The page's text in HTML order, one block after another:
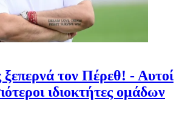
τον Πέρεθ! - Αυτοί
ιδιοκτήτες ομάδων